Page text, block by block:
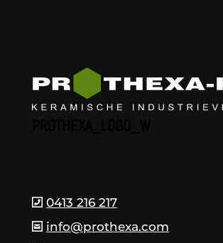
0413 216 217
info@prothexa.com